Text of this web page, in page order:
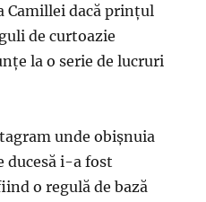
Camillei dacă prinţul
de curtoazie
la o serie de lucruri
unde obişnuia
ducesă i-a fost
o regulă de bază